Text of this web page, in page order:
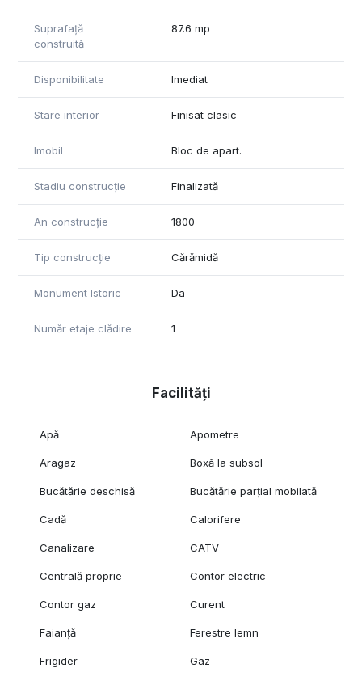
Suprafață
construită
87.6 mp
Disponibilitate Imediat
Stare interior Finisat clasic
Imobil Bloc de apart.
Stadiu construcție Finalizată
An construcție 1800
Tip construcție Cărămidă
Monument Istoric Da
Număr etaje clădire 1
Facilități
Apă Apometre
Aragaz Boxă la subsol
Bucătărie deschisă Bucătărie parțial mobilată
Cadă Calorifere
Canalizare CATV
Centrală proprie Contor electric
Contor gaz Curent
Faianță Ferestre lemn
Frigider Gaz